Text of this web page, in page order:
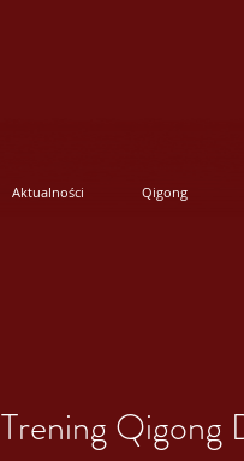
Aktualności Qigong
Trening Qigong